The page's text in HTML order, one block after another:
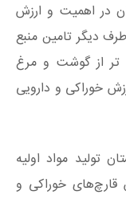
در اهمیت و ارزش
دیگر تامین منبع
تر از گوشت و مرغ
خوراکی و دارویی
تولید مواد اولیه
قارچ‌های خوراکی و